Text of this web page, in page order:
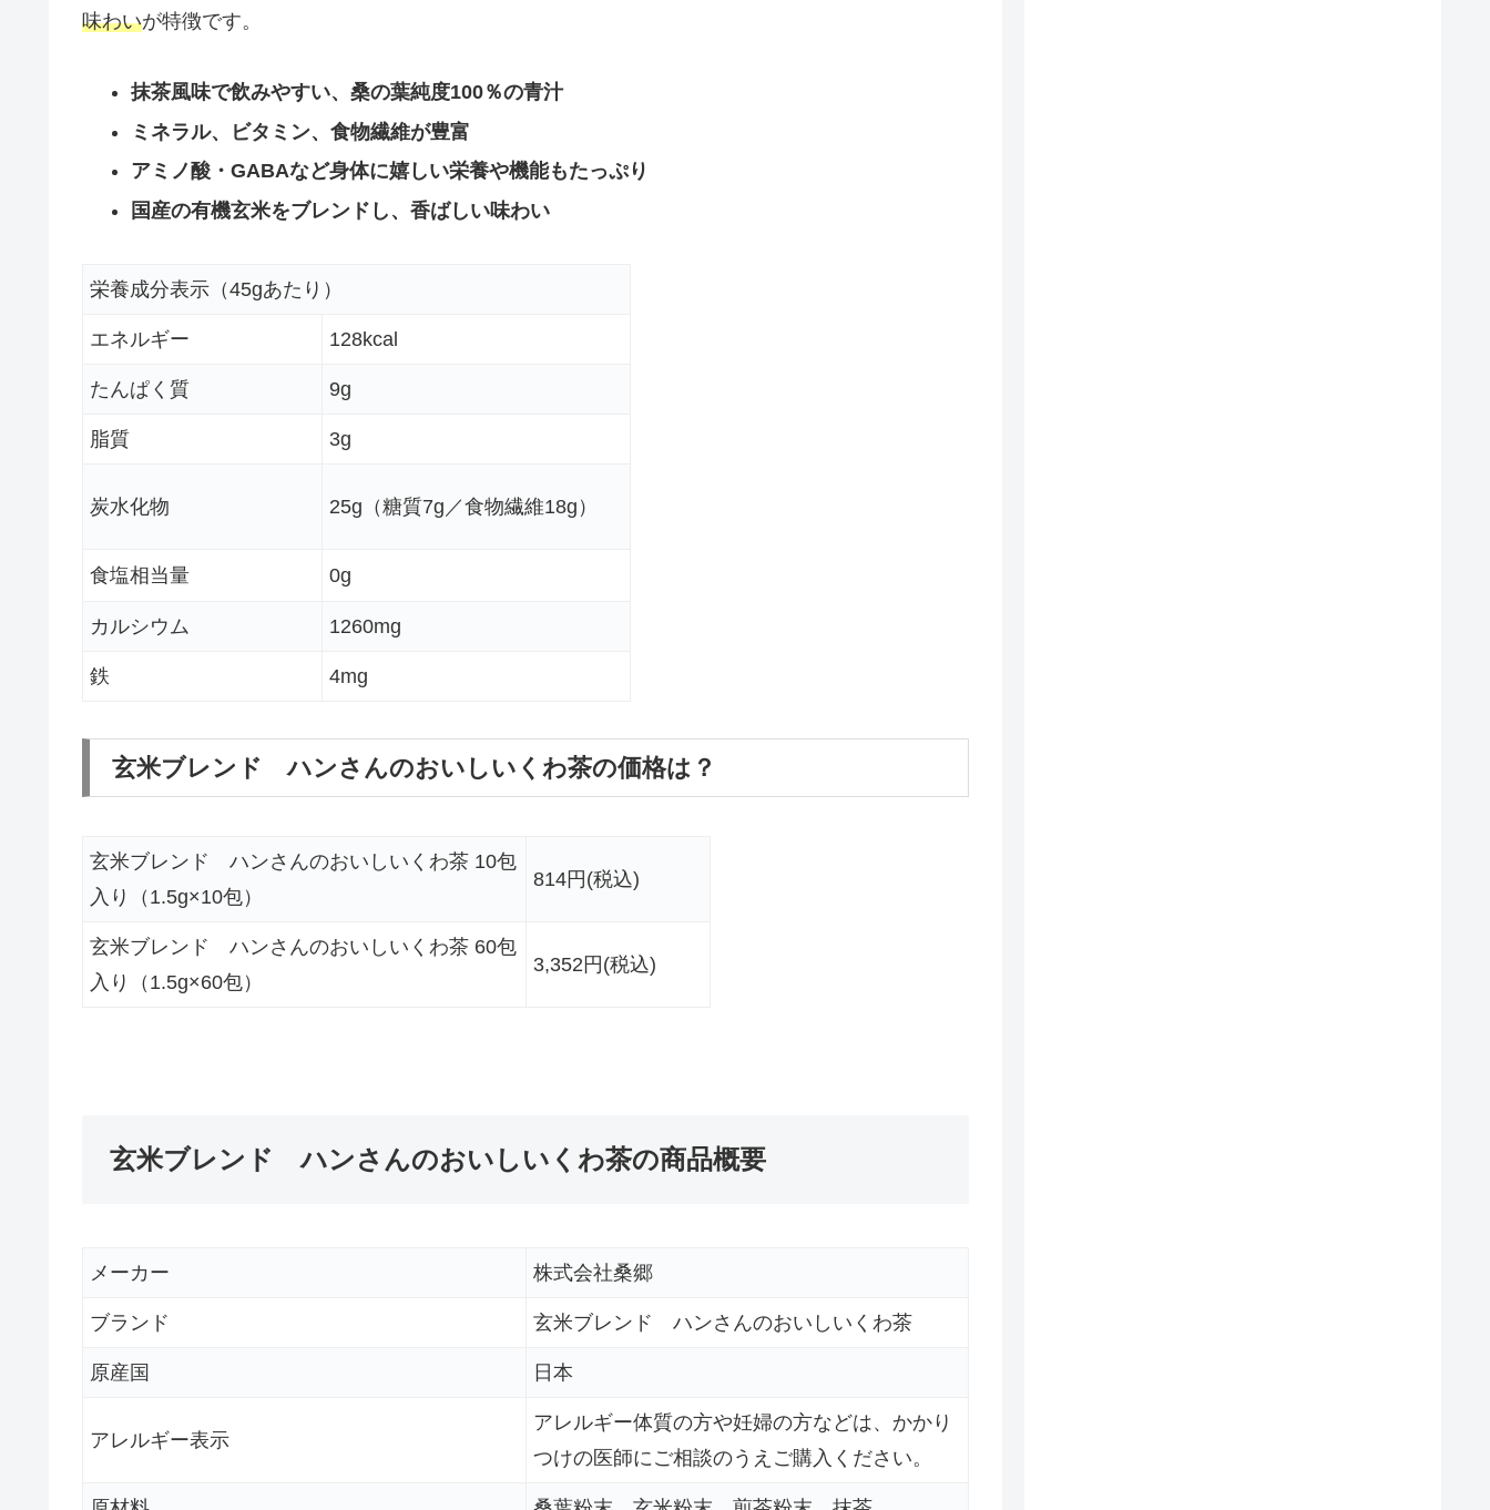
味わいが特徴です。
抹茶風味で飲みやすい、桑の葉純度100％の青汁
ミネラル、ビタミン、食物繊維が豊富
アミノ酸・GABAなど身体に嬉しい栄養や機能もたっぷり
国産の有機玄米をブレンドし、香ばしい味わい
栄養成分表示（45gあたり）
エネルギー 128kcal
たんぱく質 9g
脂質 3g
炭水化物 25g（糖質7g／食物繊維18g）
食塩相当量 0g
カルシウム 1260mg
鉄 4mg
玄米ブレンド ハンさんのおいしいくわ茶の価格は？
玄米ブレンド ハンさんのおいしいくわ茶 10包
入り（1.5g×10包）
814円(税込)
玄米ブレンド ハンさんのおいしいくわ茶 60包
入り（1.5g×60包）
3,352円(税込)
玄米ブレンド ハンさんのおいしいくわ茶の商品概要
メーカー 株式会社桑郷
ブランド 玄米ブレンド ハンさんのおいしいくわ茶
原産国 日本
アレルギー表示
アレルギー体質の方や妊婦の方などは、かかり
つけの医師にご相談のうえご購入ください。